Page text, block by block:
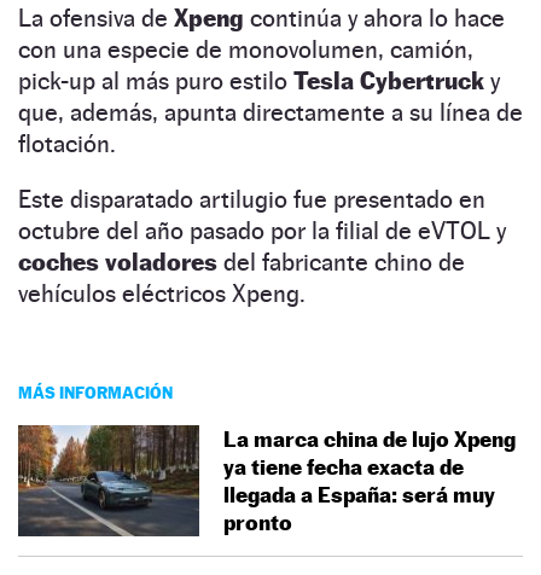
La ofensiva de Xpeng continúa y ahora lo hace
con una especie de monovolumen, camión,
pick-up al más puro estilo Tesla Cybertruck y
que, además, apunta directamente a su línea de
flotación.
Este disparatado artilugio fue presentado en
octubre del año pasado por la filial de eVTOL y
coches voladores del fabricante chino de
vehículos eléctricos Xpeng.
MÁS INFORMACIÓN
La marca china de lujo Xpeng
ya tiene fecha exacta de
llegada a España: será muy
pronto